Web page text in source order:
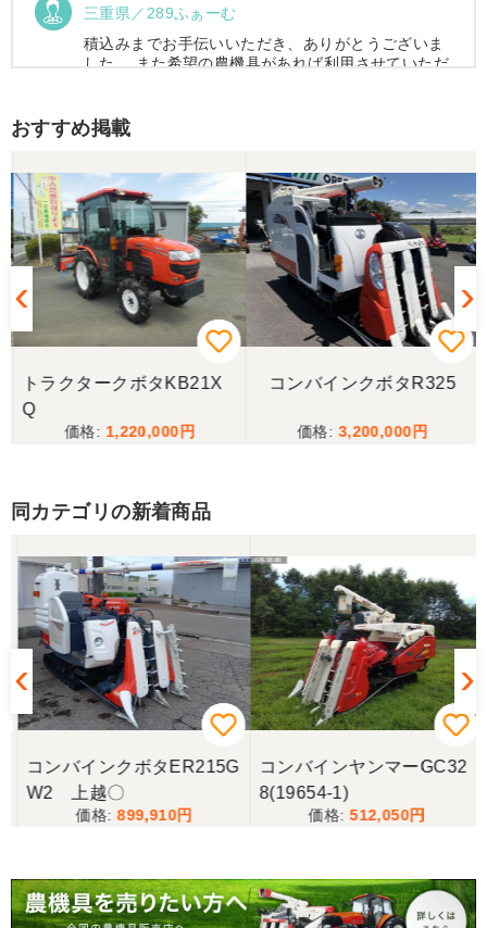
三重県／289ふぁーむ
積込みまでお手伝いいただき、ありがとうございま
した。 また希望の農機具があれば利用させていただ
この度はお世話になりました。また、機会があれば
よろしくお願いします。
三重県／ユウスケ
購入から引き取りまでスムーズでした。ありがとう
ございました。
当方の要望に対して、素早く対応していただき感謝
スタッフの鈴木さんが親切で機械に詳しく 丁寧にご
対応頂きました。 ありがとう！ 少し距離はあります
が、今後も農機具を買う際はのうき屋さんを利用し
ようと思います。
三重県／miraisann
写真と現物が違いすぎる
三重県／谷本勝美
こちらの、対応も、よく、大変、満足、です。
三重県／谷本勝美
おすすめ掲載
トラクタークボタKB21X
Q
1,220,000
コンバインクボタR325
3,200,000
同カテゴリの新着商品
コンバインクボタER215G
W2 上越〇
899,910
コンバインヤンマーGC32
8(19654-1)
512,050